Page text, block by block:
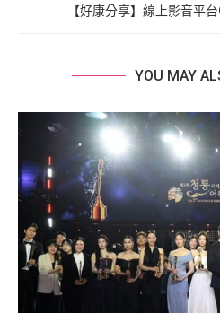
【好康分享】線上影音平
YOU MAY